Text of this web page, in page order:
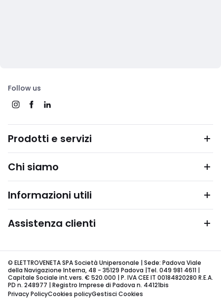
Follow us
Prodotti e servizi
Chi siamo
Informazioni utili
Assistenza clienti
© ELETTROVENETA SPA Società Unipersonale | Sede: Padova Viale
della Navigazione Interna, 48 - 35129 Padova |Tel. 049 981 4611 |
Capitale Sociale int.vers. € 520.000 | P. IVA CEE IT 00184820280 R.E.A.
PD n. 248977 | Registro Imprese di Padova n. 44121bis
Privacy PolicyCookies policyGestisci Cookies